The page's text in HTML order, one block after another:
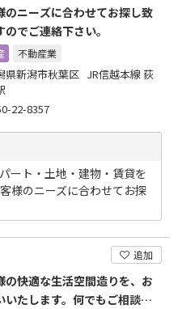
のニーズに合わせてお探し致
のでご連絡下さい。
不動産業
県新潟市秋葉区 JR信越本線 荻
22-8357
ート・土地・建物・賃貸を
様のニーズに合わせてお探
追加
の快適な生活空間造りを、お
いたします。何でもご相談く